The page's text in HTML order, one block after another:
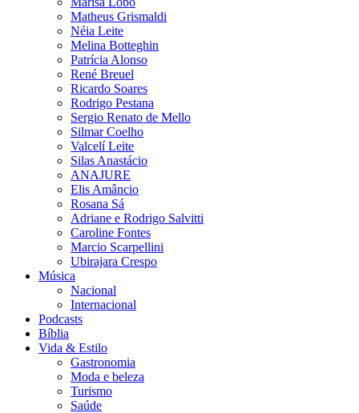
Matheus Grismaldi
Néia Leite
Melina Botteghin
Patrícia Alonso
René Breuel
Ricardo Soares
Rodrigo Pestana
Sergio Renato de Mello
Silmar Coelho
Valcelí Leite
Silas Anastácio
ANAJURE
Elis Amâncio
Rosana Sá
Adriane e Rodrigo Salvitti
Caroline Fontes
Marcio Scarpellini
Ubirajara Crespo
Música
Nacional
Internacional
Podcasts
Bíblia
Vida & Estilo
Gastronomia
Moda e beleza
Turismo
Saúde